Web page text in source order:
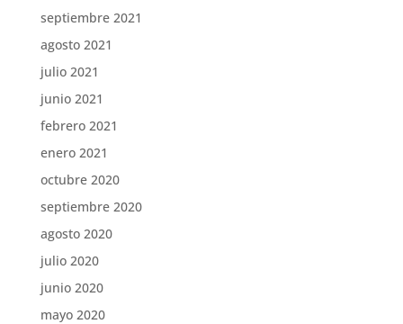
septiembre 2021
agosto 2021
julio 2021
junio 2021
febrero 2021
enero 2021
octubre 2020
septiembre 2020
agosto 2020
julio 2020
junio 2020
mayo 2020